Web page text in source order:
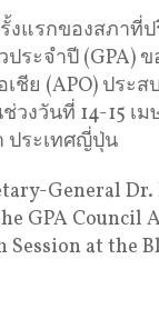
งแรกของสภาที่ป
ระจำปี (GPA)
ชีย (APO) ประส
วงวันที่ 14-15 เ
ประเทศญี่ปุ่น